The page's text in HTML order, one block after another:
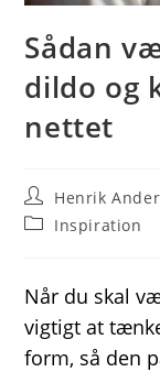
Sådan
dildo og
nettet
Post
author:
Henrik
PostInspiration
Når du skal
vigtigt at
form, så den